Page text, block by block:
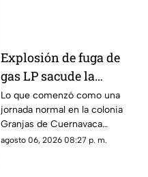
Explosión de fuga de
gas LP sacude la
colonia Las Granjas
Lo que comenzó como una
jornada normal en la colonia
Granjas de Cuernavaca
terminó en una movilización
agosto 06, 2026 08:27 p. m.